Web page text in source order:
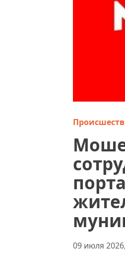
09 июля